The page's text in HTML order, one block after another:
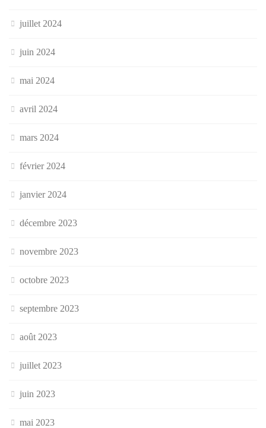
juillet 2024
juin 2024
mai 2024
avril 2024
mars 2024
février 2024
janvier 2024
décembre 2023
novembre 2023
octobre 2023
septembre 2023
août 2023
juillet 2023
juin 2023
mai 2023